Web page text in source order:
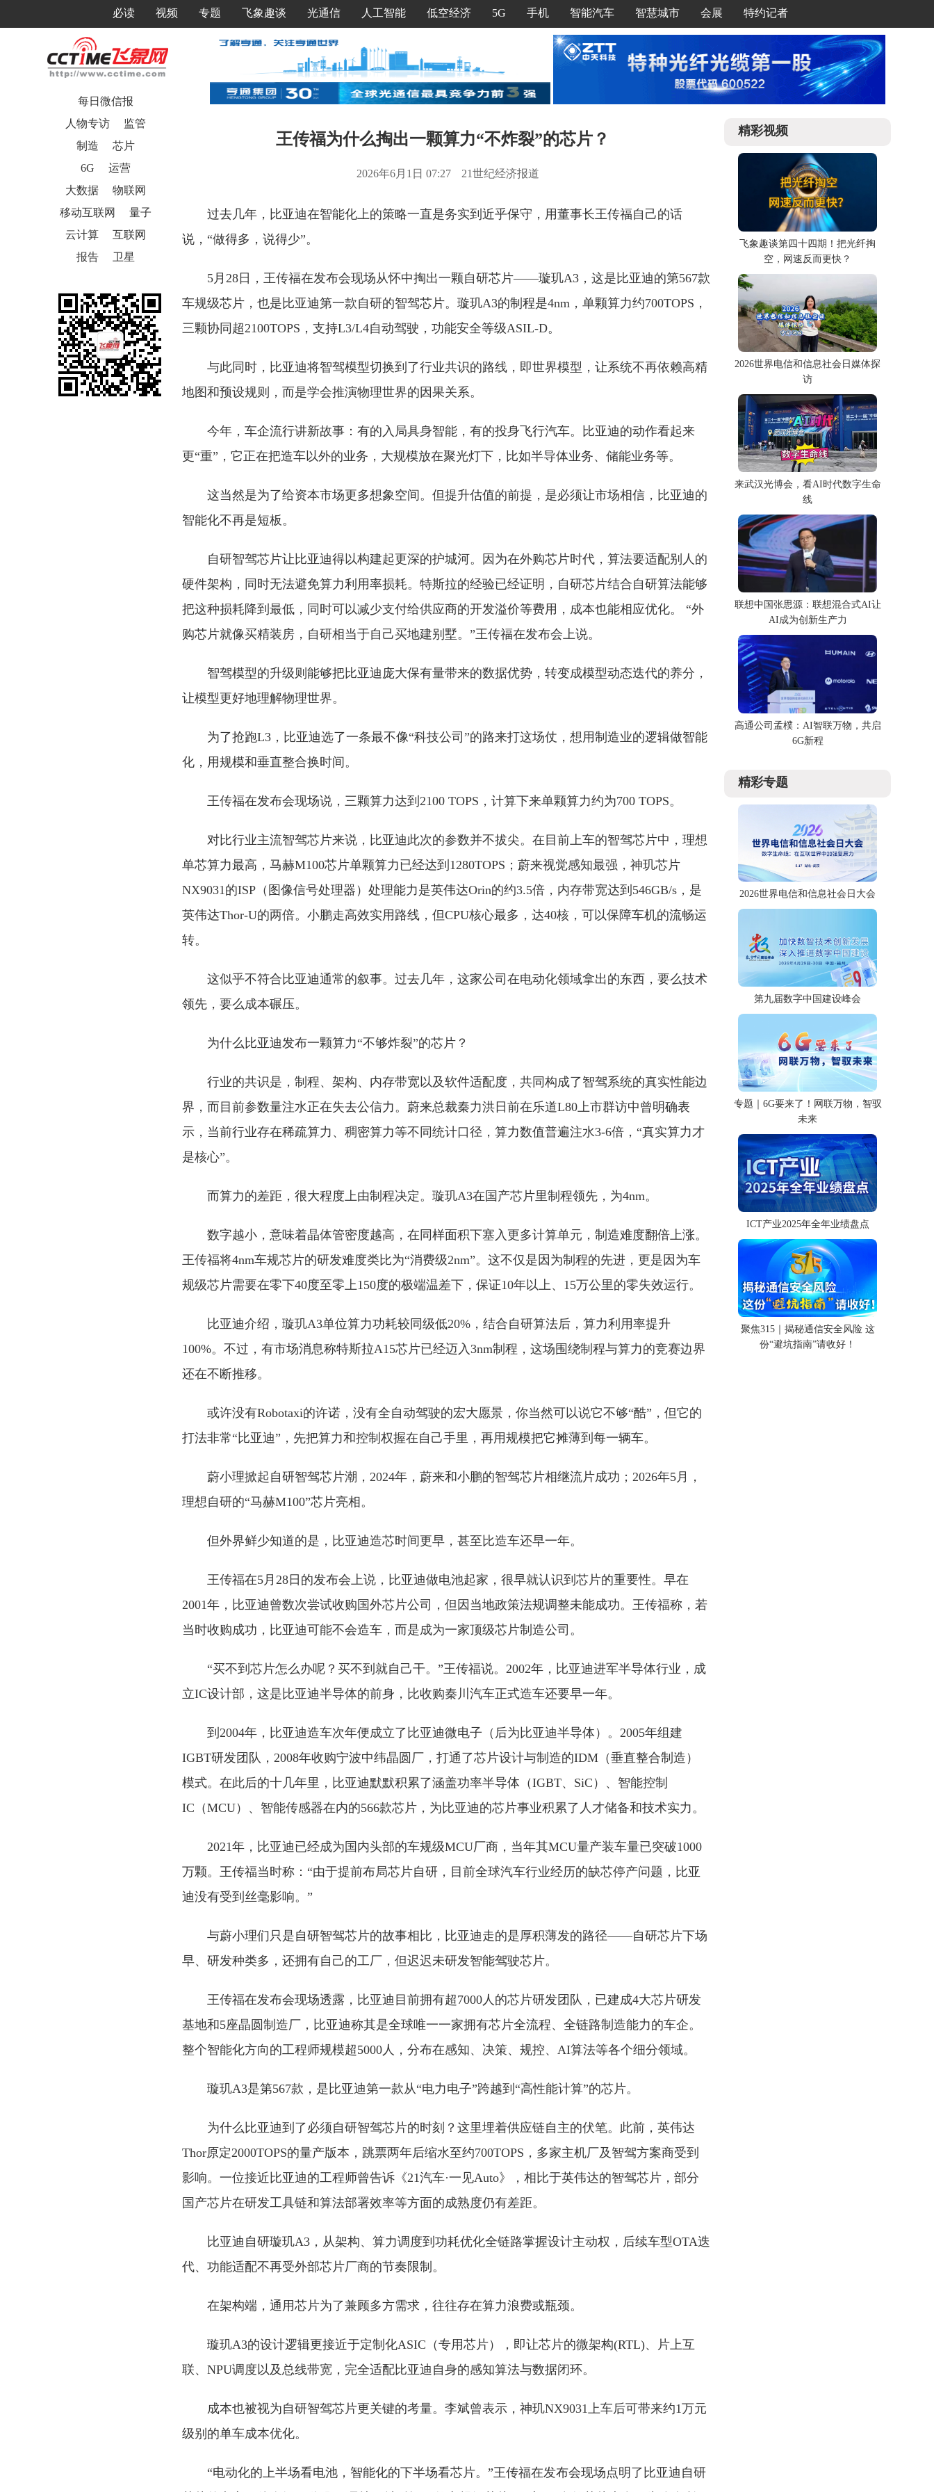
必读 视频 专题 飞象趣谈 光通信 人工智能 低空经济 5G 手机 智能汽车 智慧城市 会展 特约记者
每日微信报
人物专访
监管
制造
芯片
6G
运营
大数据
物联网
移动互联网
量子
云计算
互联网
报告
卫星
王传福为什么掏出一颗算力“不炸裂”的芯片？
2026年6月1日 07:27 21世纪经济报道
过去几年，比亚迪在智能化上的策略一直是务实到近乎保守，用董事长王传福自己的话
说，“做得多，说得少”。
5月28日，王传福在发布会现场从怀中掏出一颗自研芯片——璇玑A3，这是比亚迪的第567款
车规级芯片，也是比亚迪第一款自研的智驾芯片。璇玑A3的制程是4nm，单颗算力约700TOPS，
三颗协同超2100TOPS，支持L3/L4自动驾驶，功能安全等级ASIL-D。
与此同时，比亚迪将智驾模型切换到了行业共识的路线，即世界模型，让系统不再依赖高精
地图和预设规则，而是学会推演物理世界的因果关系。
今年，车企流行讲新故事：有的入局具身智能，有的投身飞行汽车。比亚迪的动作看起来
更“重”，它正在把造车以外的业务，大规模放在聚光灯下，比如半导体业务、储能业务等。
这当然是为了给资本市场更多想象空间。但提升估值的前提，是必须让市场相信，比亚迪的
智能化不再是短板。
自研智驾芯片让比亚迪得以构建起更深的护城河。因为在外购芯片时代，算法要适配别人的
硬件架构，同时无法避免算力利用率损耗。特斯拉的经验已经证明，自研芯片结合自研算法能够
把这种损耗降到最低，同时可以减少支付给供应商的开发溢价等费用，成本也能相应优化。 “外
购芯片就像买精装房，自研相当于自己买地建别墅。”王传福在发布会上说。
智驾模型的升级则能够把比亚迪庞大保有量带来的数据优势，转变成模型动态迭代的养分，
让模型更好地理解物理世界。
为了抢跑L3，比亚迪选了一条最不像“科技公司”的路来打这场仗，想用制造业的逻辑做智能
化，用规模和垂直整合换时间。
王传福在发布会现场说，三颗算力达到2100 TOPS，计算下来单颗算力约为700 TOPS。
对比行业主流智驾芯片来说，比亚迪此次的参数并不拔尖。在目前上车的智驾芯片中，理想
单芯算力最高，马赫M100芯片单颗算力已经达到1280TOPS；蔚来视觉感知最强，神玑芯片
NX9031的ISP（图像信号处理器）处理能力是英伟达Orin的约3.5倍，内存带宽达到546GB/s，是
英伟达Thor-U的两倍。小鹏走高效实用路线，但CPU核心最多，达40核，可以保障车机的流畅运
转。
这似乎不符合比亚迪通常的叙事。过去几年，这家公司在电动化领域拿出的东西，要么技术
领先，要么成本碾压。
为什么比亚迪发布一颗算力“不够炸裂”的芯片？
行业的共识是，制程、架构、内存带宽以及软件适配度，共同构成了智驾系统的真实性能边
界，而目前参数量注水正在失去公信力。蔚来总裁秦力洪日前在乐道L80上市群访中曾明确表
示，当前行业存在稀疏算力、稠密算力等不同统计口径，算力数值普遍注水3-6倍，“真实算力才
是核心”。
而算力的差距，很大程度上由制程决定。璇玑A3在国产芯片里制程领先，为4nm。
数字越小，意味着晶体管密度越高，在同样面积下塞入更多计算单元，制造难度翻倍上涨。
王传福将4nm车规芯片的研发难度类比为“消费级2nm”。这不仅是因为制程的先进，更是因为车
规级芯片需要在零下40度至零上150度的极端温差下，保证10年以上、15万公里的零失效运行。
比亚迪介绍，璇玑A3单位算力功耗较同级低20%，结合自研算法后，算力利用率提升
100%。不过，有市场消息称特斯拉A15芯片已经迈入3nm制程，这场围绕制程与算力的竞赛边界
还在不断推移。
或许没有Robotaxi的许诺，没有全自动驾驶的宏大愿景，你当然可以说它不够“酷”，但它的
打法非常“比亚迪”，先把算力和控制权握在自己手里，再用规模把它摊薄到每一辆车。
蔚小理掀起自研智驾芯片潮，2024年，蔚来和小鹏的智驾芯片相继流片成功；2026年5月，
理想自研的“马赫M100”芯片亮相。
但外界鲜少知道的是，比亚迪造芯时间更早，甚至比造车还早一年。
王传福在5月28日的发布会上说，比亚迪做电池起家，很早就认识到芯片的重要性。早在
2001年，比亚迪曾数次尝试收购国外芯片公司，但因当地政策法规调整未能成功。王传福称，若
当时收购成功，比亚迪可能不会造车，而是成为一家顶级芯片制造公司。
“买不到芯片怎么办呢？买不到就自己干。”王传福说。2002年，比亚迪进军半导体行业，成
立IC设计部，这是比亚迪半导体的前身，比收购秦川汽车正式造车还要早一年。
到2004年，比亚迪造车次年便成立了比亚迪微电子（后为比亚迪半导体）。2005年组建
IGBT研发团队，2008年收购宁波中纬晶圆厂，打通了芯片设计与制造的IDM（垂直整合制造）
模式。在此后的十几年里，比亚迪默默积累了涵盖功率半导体（IGBT、SiC）、智能控制
IC（MCU）、智能传感器在内的566款芯片，为比亚迪的芯片事业积累了人才储备和技术实力。
2021年，比亚迪已经成为国内头部的车规级MCU厂商，当年其MCU量产装车量已突破1000
万颗。王传福当时称：“由于提前布局芯片自研，目前全球汽车行业经历的缺芯停产问题，比亚
迪没有受到丝毫影响。”
与蔚小理们只是自研智驾芯片的故事相比，比亚迪走的是厚积薄发的路径——自研芯片下场
早、研发种类多，还拥有自己的工厂，但迟迟未研发智能驾驶芯片。
王传福在发布会现场透露，比亚迪目前拥有超7000人的芯片研发团队，已建成4大芯片研发
基地和5座晶圆制造厂，比亚迪称其是全球唯一一家拥有芯片全流程、全链路制造能力的车企。
整个智能化方向的工程师规模超5000人，分布在感知、决策、规控、AI算法等各个细分领域。
璇玑A3是第567款，是比亚迪第一款从“电力电子”跨越到“高性能计算”的芯片。
为什么比亚迪到了必须自研智驾芯片的时刻？这里埋着供应链自主的伏笔。此前，英伟达
Thor原定2000TOPS的量产版本，跳票两年后缩水至约700TOPS，多家主机厂及智驾方案商受到
影响。一位接近比亚迪的工程师曾告诉《21汽车·一见Auto》，相比于英伟达的智驾芯片，部分
国产芯片在研发工具链和算法部署效率等方面的成熟度仍有差距。
比亚迪自研璇玑A3，从架构、算力调度到功耗优化全链路掌握设计主动权，后续车型OTA迭
代、功能适配不再受外部芯片厂商的节奏限制。
在架构端，通用芯片为了兼顾多方需求，往往存在算力浪费或瓶颈。
璇玑A3的设计逻辑更接近于定制化ASIC（专用芯片），即让芯片的微架构(RTL)、片上互
联、NPU调度以及总线带宽，完全适配比亚迪自身的感知算法与数据闭环。
成本也被视为自研智驾芯片更关键的考量。李斌曾表示，神玑NX9031上车后可带来约1万元
级别的单车成本优化。
“电动化的上半场看电池，智能化的下半场看芯片。”王传福在发布会现场点明了比亚迪自研
精彩视频
飞象趣谈第四十四期！把光纤掏
空，网速反而更快？
2026世界电信和信息社会日媒体探
访
来武汉光博会，看AI时代数字生命
线
联想中国张思源：联想混合式AI让
AI成为创新生产力
高通公司孟樸：AI智联万物，共启
6G新程
精彩专题
2026世界电信和信息社会日大会
第九届数字中国建设峰会
专题｜6G要来了！网联万物，智驭
未来
ICT产业2025年全年业绩盘点
聚焦315｜揭秘通信安全风险 这
份“避坑指南”请收好！